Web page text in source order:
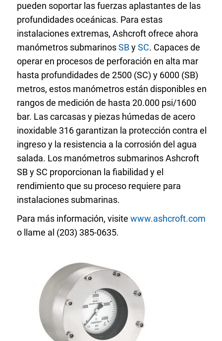
Carreras profesionales
Póngase en contacto
Solicitar cotización
pueden soportar las fuerzas aplastantes de las
profundidades oceánicas. Para estas
instalaciones extremas, Ashcroft ofrece ahora
manómetros submarinosSBySC. Capaces de
operar en procesos de perforación en alta mar
hasta profundidades de 2500 (SC) y 6000 (SB)
metros, estos manómetros están disponibles en
rangos de medición de hasta 20.000 psi/1600
bar. Las carcasas y piezas húmedas de acero
inoxidable 316 garantizan la protección contra el
ingreso y la resistencia a la corrosión del agua
salada. Los manómetros submarinos Ashcroft
SB y SC proporcionan la fiabilidad y el
rendimiento que su proceso requiere para
instalaciones submarinas.
Para más información, visitewww.ashcroft.com
o llame al (203) 385-0635.